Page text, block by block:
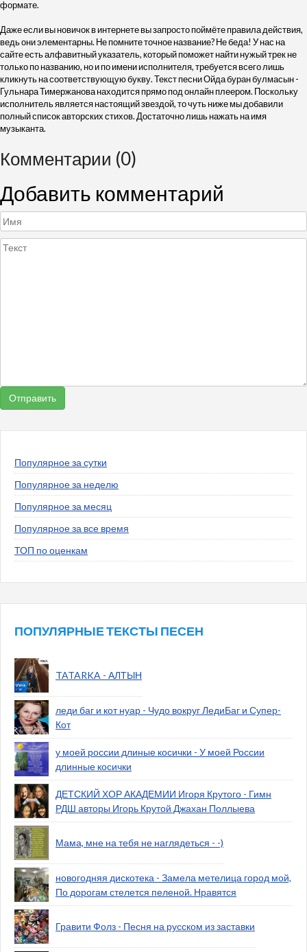
формате.
Даже если вы новичок в интернете вы запросто поймёте правила действия,
ведь они элементарны. Не помните точное название? Не беда! У нас на
сайте есть алфавитный указатель, который поможет найти нужый трек не
только по названию, но и по имени исполнителя, требуется всего лишь
кликнуть на соответствующую букву. Текст песни Ойда буран булмасын -
Гульнара Тимержанова находится прямо под онлайн плеером. Поскольку
исполнитель является настоящий звездой, то чуть ниже мы добавили
полный список авторских стихов. Достаточно лишь нажать на имя
музыканта.
Комментарии (0)
Добавить комментарий
Популярное за сутки
Популярное за неделю
Популярное за месяц
Популярное за все время
ТОП по оценкам
ПОПУЛЯРНЫЕ ТЕКСТЫ ПЕСЕН
TATARKA - АЛТЫН
леди баг и кот нуар - Чудо вокруг ЛедиБаг и Супер-
Кот
у моей россии длиные косички - У моей России
длинные косички
ДЕТСКИЙ ХОР АКАДЕМИИ Игоря Крутого - Гимн
РДШ авторы Игорь Крутой Джахан Поллыева
Мама, мне на тебя не наглядеться - -)
новогодняя дискотека - Замела метелица город мой,
По дорогам стелется пеленой. Нравятся
Гравити Фолз - Песня на русском из заставки